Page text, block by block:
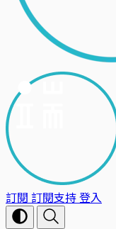
訂閱 訂閱支持登入